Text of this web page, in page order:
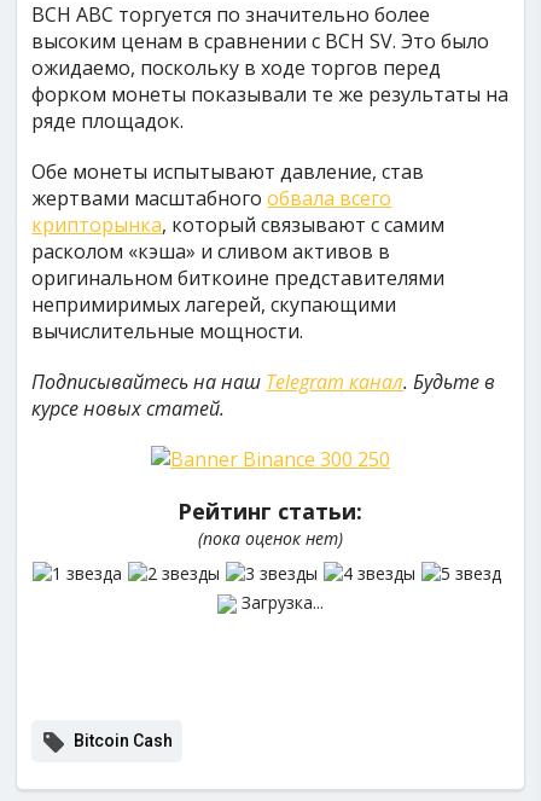
BCH ABC торгуется по значительно более
высоким ценам в сравнении с BCH SV. Это было
ожидаемо, поскольку в ходе торгов перед
форком монеты показывали те же результаты на
ряде площадок.
Обе монеты испытывают давление, став
жертвами масштабногообвала всего
крипторынка, который связывают с самим
расколом «кэша» и сливом активов в
оригинальном биткоине представителями
непримиримых лагерей, скупающими
вычислительные мощности.
Подписывайтесь на наш Telegram канал. Будьте в
курсе новых статей.
Рейтинг статьи:
(пока оценок нет)
Загрузка...
Bitcoin Cash